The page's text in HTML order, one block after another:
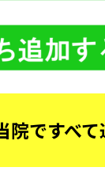
院ですべ